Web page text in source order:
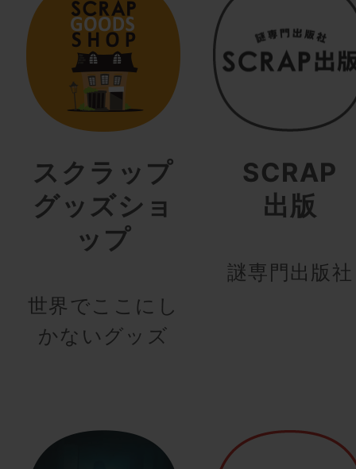
スクラップ
グッズショ
ップ
世界でここにし
かないグッズ
SCRAP
出版
謎専門出版社